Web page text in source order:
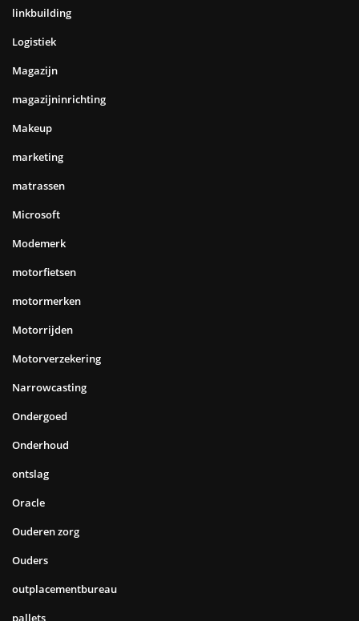
linkbuilding
Logistiek
Magazijn
magazijninrichting
Makeup
marketing
matrassen
Microsoft
Modemerk
motorfietsen
motormerken
Motorrijden
Motorverzekering
Narrowcasting
Ondergoed
Onderhoud
ontslag
Oracle
Ouderen zorg
Ouders
outplacementbureau
pallets